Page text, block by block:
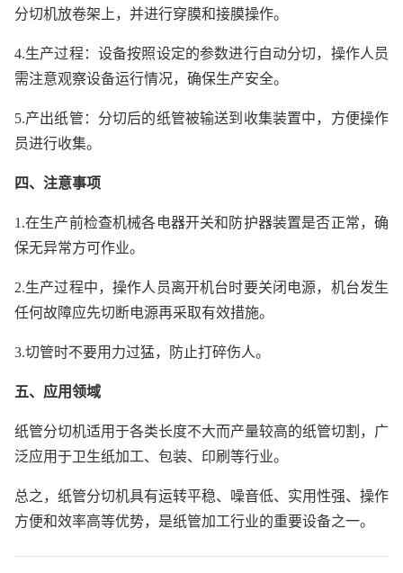
分切机放卷架上，并进行穿膜和接膜操作。
4.生产过程：设备按照设定的参数进行自动分切，操作人员
需注意观察设备运行情况，确保生产安全。
5.产出纸管：分切后的纸管被输送到收集装置中，方便操作
员进行收集。
四、注意事项
1.在生产前检查机械各电器开关和防护器装置是否正常，确
保无异常方可作业。
2.生产过程中，操作人员离开机台时要关闭电源，机台发生
任何故障应先切断电源再采取有效措施。
3.切管时不要用力过猛，防止打碎伤人。
五、应用领域
纸管分切机适用于各类长度不大而产量较高的纸管切割，广
泛应用于卫生纸加工、包装、印刷等行业。
总之，纸管分切机具有运转平稳、噪音低、实用性强、操作
方便和效率高等优势，是纸管加工行业的重要设备之一。